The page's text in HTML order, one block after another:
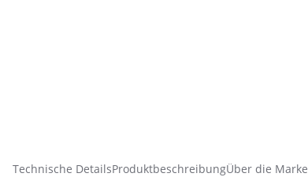
Technische DetailsProduktbeschreibungÜber die Marke